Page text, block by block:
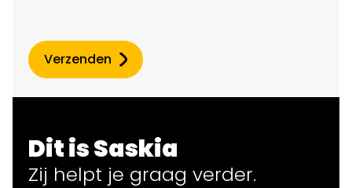
Verzenden
Dit is Saskia
Zij helpt je graag verder.